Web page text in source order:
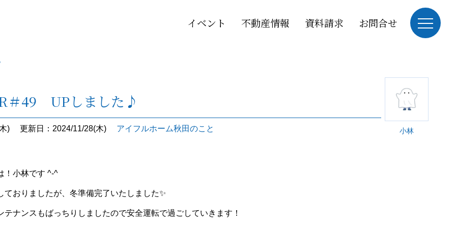
イベント 不動産情報 資料請求 お問合せ
小林
＃49 UPしました♪
) 更新日：2024/11/28(木) アイフルホーム秋田のこと
！小林です ^-^
ておりましたが、冬準備完了いたしました✨
テナンスもばっちりしましたので安全運転で過ごしていきます！